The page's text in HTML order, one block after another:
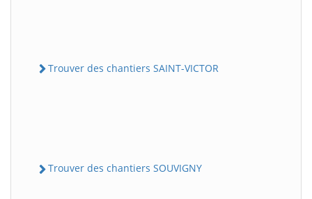
Trouver des chantiers SAINT-VICTOR
Trouver des chantiers SOUVIGNY